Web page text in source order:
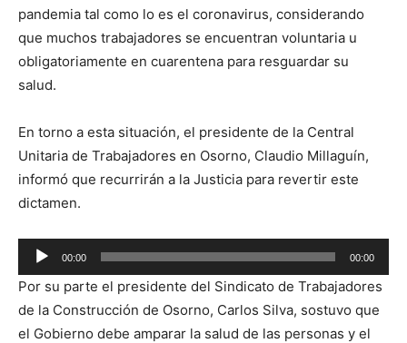
pandemia tal como lo es el coronavirus, considerando
que muchos trabajadores se encuentran voluntaria u
obligatoriamente en cuarentena para resguardar su
salud.
En torno a esta situación, el presidente de la Central
Unitaria de Trabajadores en Osorno, Claudio Millaguín,
informó que recurrirán a la Justicia para revertir este
dictamen.
Reproductor
de
audio
00:00 00:00
Por su parte el presidente del Sindicato de Trabajadores
de la Construcción de Osorno, Carlos Silva, sostuvo que
el Gobierno debe amparar la salud de las personas y el